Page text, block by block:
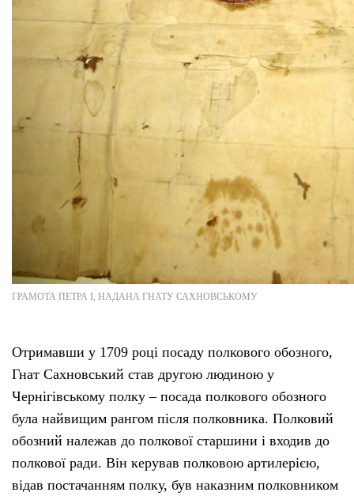
ГРАМОТА ПЕТРА І, НАДАНА ГНАТУ САХНОВСЬКОМУ
Отримавши у 1709 році посаду полкового обозного,
Гнат Сахновський став другою людиною у
Чернігівському полку – посада полкового обозного
була найвищим рангом після полковника. Полковий
обозний належав до полкової старшини і входив до
полкової ради. Він керував полковою артилерією,
відав постачанням полку, був наказним полковником